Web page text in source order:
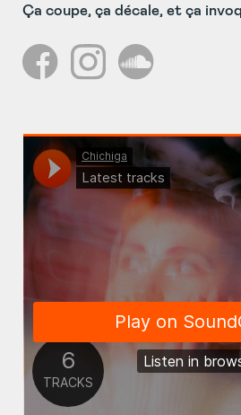
Ça coupe, ça décale, et ça